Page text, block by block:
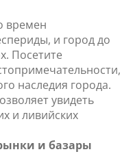
времен
и город до
Посетите
наследия города.
увидеть
и ливийских
и базары